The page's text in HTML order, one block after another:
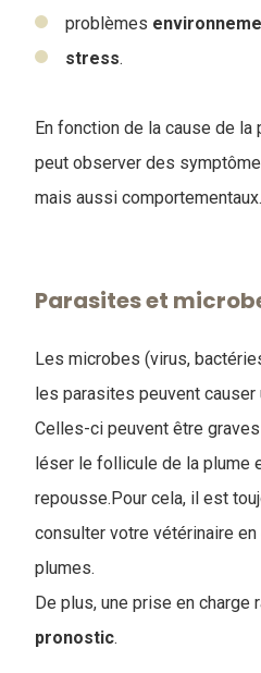
problèmes
stress.
En fonction de la cause de
peut observer des
mais aussi comportementaux.
Parasites et
Les microbes (virus,
les parasites peuvent causer
Celles-ci peuvent être
léser le follicule de la plume
repousse.Pour cela, il est
consulter votre vétérinaire
plumes.
De plus, une prise en charge
pronostic.